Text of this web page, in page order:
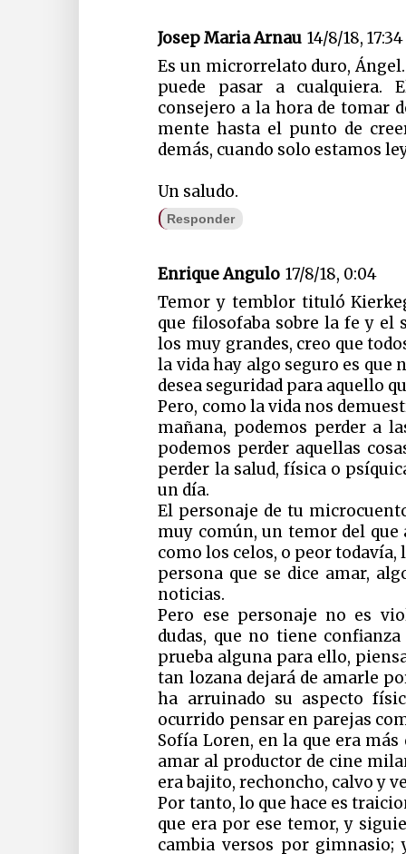
Josep Maria Arnau 14/8/18, 17:34
Es un microrrelato duro,
puede pasar a cualquiera.
consejero a la hora de tomar
mente hasta el punto de
demás, cuando solo estamos
Un saludo.
Responder
Enrique Angulo 17/8/18, 0:04
Temor y temblor tituló
que filosofaba sobre la fe y el
los muy grandes, creo que
la vida hay algo seguro es que
desea seguridad para aquello
Pero, como la vida nos
mañana, podemos perder a
podemos perder aquellas
perder la salud, física o
un día.
El personaje de tu
muy común, un temor del que
como los celos, o peor
persona que se dice amar,
noticias.
Pero ese personaje no es
dudas, que no tiene
prueba alguna para ello,
tan lozana dejará de amarle
ha arruinado su aspecto
ocurrido pensar en parejas
Sofía Loren, en la que era
amar al productor de cine
era bajito, rechoncho, calvo y
Por tanto, lo que hace es
que era por ese temor, y
cambia versos por gimnasio;